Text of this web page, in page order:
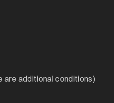
are additional conditions)